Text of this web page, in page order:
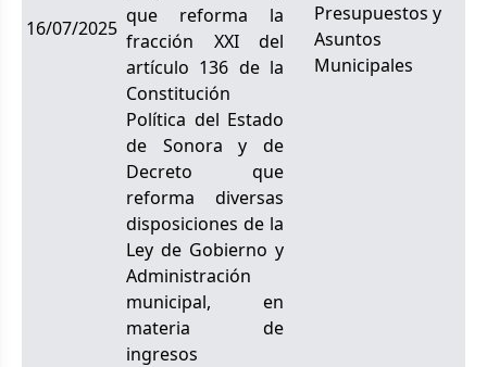
16/07/2025
que reforma la
fracción XXI del
artículo 136 de la
Constitución
Política del Estado
de Sonora y de
Decreto que
reforma diversas
disposiciones de la
Ley de Gobierno y
Administración
municipal, en
materia de
ingresos
Presupuestos y
Asuntos
Municipales